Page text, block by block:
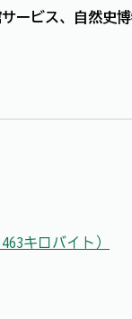
ービス、自然史
キロバイト）